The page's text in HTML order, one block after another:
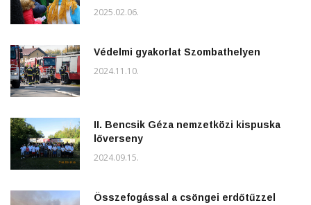
2025.02.06.
Védelmi gyakorlat Szombathelyen
2024.11.10.
II. Bencsik Géza nemzetközi kispuska
lőverseny
2024.09.15.
Összefogással a csöngei erdőtűzzel